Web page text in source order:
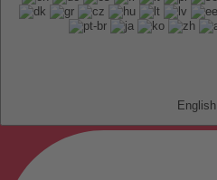
English